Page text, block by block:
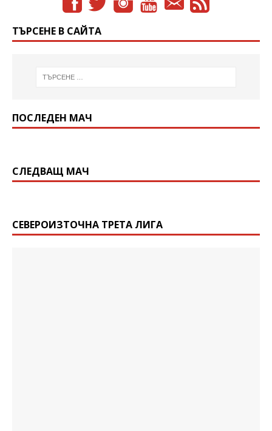
ТЪРСЕНЕ В САЙТА
ПОСЛЕДЕН МАЧ
СЛЕДВАЩ МАЧ
СЕВЕРОИЗТОЧНА ТРЕТА ЛИГА